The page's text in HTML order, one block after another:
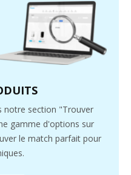
notre section "Trouver
gamme d'options sur
le match parfait pour